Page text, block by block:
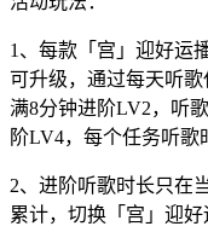
1、每款「宫」迎好运
可升级，通过每天听
满8分钟进阶LV2，听
阶LV4，每个任务听歌
2、进阶听歌时长只在
累计，切换「宫」迎